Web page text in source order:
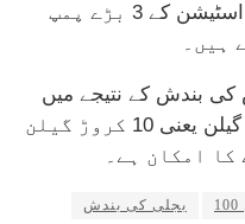
فنی خرابی کے باعث کے 2 پمپنگ اسٹیشن کے 3 بڑے پمپ
ہیں۔
کی بندش کے نتیجے میں
کراچی کو یومیہ تقریباً 100 ملین گیلن یعنی 10 کروڑ گیلن
کا امکان ہے۔
بجلی کی بندش